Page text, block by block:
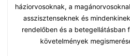
háziorvosoknak, a
asszisztenseknek és
rendelőben és a betegellátásban
követelmények